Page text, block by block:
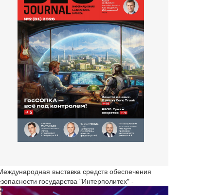
выставка средств обеспечения
государства "Интерполитех" -